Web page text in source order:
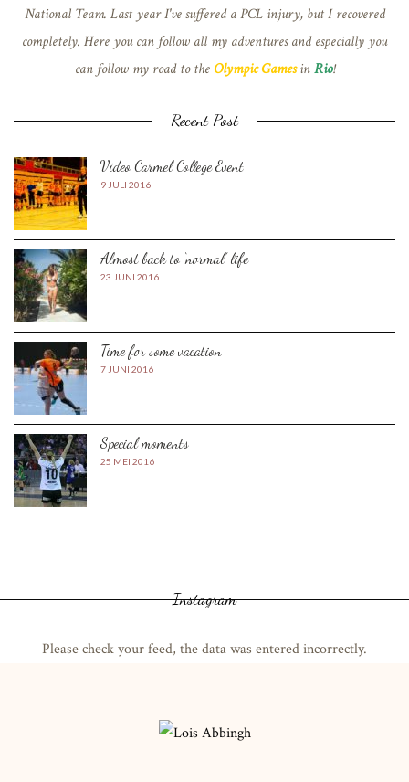
National Team. Last year I've suffered a PCL injury, but I recovered
completely. Here you can follow all my adventures and especially you
can follow my road to theOlympic GamesinRio!
Recent Post
Video Carmel College Event
9 JULI 2016
Almost back to ‘normal’ life
23 JUNI 2016
Time for some vacation
7 JUNI 2016
Special moments
25 MEI 2016
Instagram
Please check your feed, the data was entered incorrectly.